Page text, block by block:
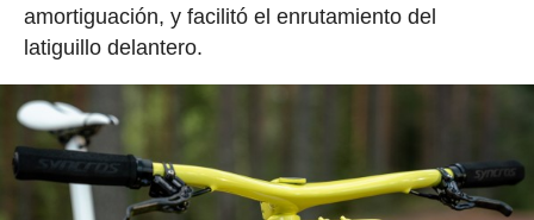
amortiguación, y facilitó el enrutamiento del
latiguillo delantero.